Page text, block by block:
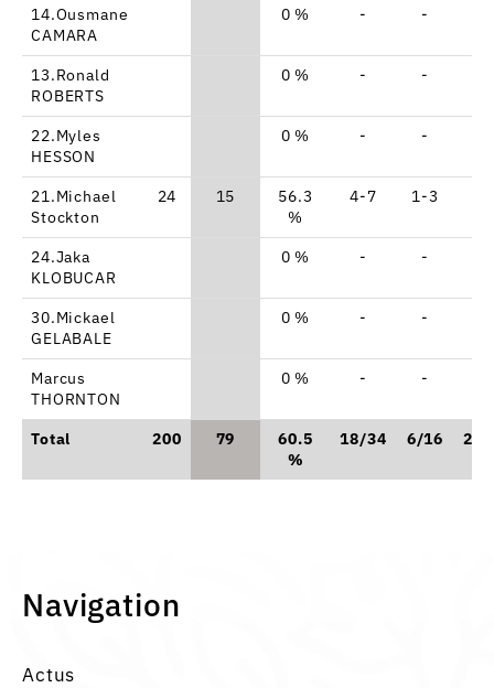
14.Ousmane
CAMARA
0 % - -
13.Ronald
ROBERTS
0 % - -
22.Myles
HESSON
0 % - -
21.Michael
Stockton
24 15
56.3
%
4-7 1-3
24.Jaka
KLOBUCAR
0 % - -
30.Mickael
GELABALE
0 % - -
Marcus
THORNTON
0 % - -
Total 200 79
60.5
%
18/34 6/16 25/
Navigation
Actus